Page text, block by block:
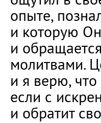
опыте,
и которую
и
молитвами.
и я верю,
если с
и обратит